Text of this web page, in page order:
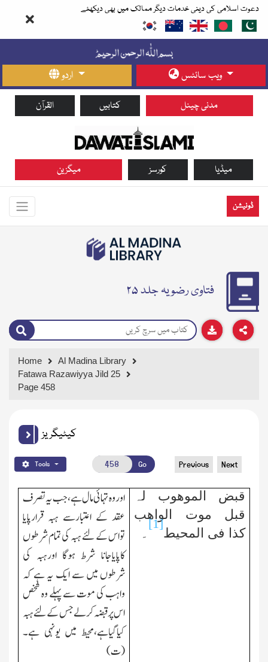
دعوت اسلامی کی دینی خدمات دیگر ممالک میں بھی دیکھئے
اردو ویب سائٹس
القرآن کتابیں مدنی چینل
میگزین کورسز میڈیا
ڈونیشن
فتاوی رضویہ جلد ۲۵
Home
Al Madina Library
Fatawa Razawiyya Jild 25
Page 458
کیٹیگریز
Tools Go Previous Next
قبض الموھوب لہ
قبل موت الواھب
کذا فی المحیط
[1]
۔
اور وہ تہائی مال ہے،جب یہ تصرف
عقد کے اعتبارسے ہبہ قرارپایا
تواس کے لئے ہبہ کی تمام شرطوں
کاپایاجانا شرط ہوگا اورہبہ کی
شرطوں میں سے ایك یہ ہے کہ
واہب کی موت سے پہلے وہ شخص
اس پرقبضہ کرلے جس کے لئے ہبہ
کیاگیاہے،محیط میں یونہی ہے۔
(ت)